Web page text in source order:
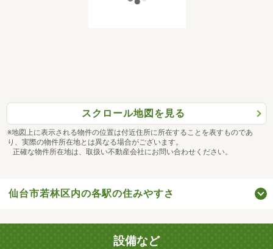
スクロール地図を見る
※地図上に表示される物件の位置は付近住所に所在することを表すものであ
り、実際の物件所在地とは異なる場合がございます。
正確な物件所在地は、取扱い不動産会社にお問い合わせください。
仙台市若林区内の各駅の住みやすさ
設備など